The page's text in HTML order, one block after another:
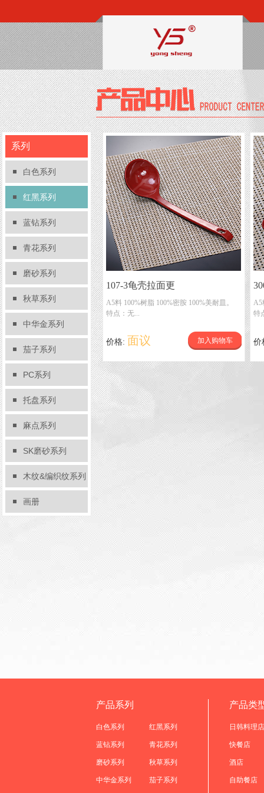
系列
白色系列
红黑系列
蓝钻系列
青花系列
磨砂系列
秋草系列
中华金系列
茄子系列
PC系列
托盘系列
麻点系列
SK磨砂系列
木纹&编织纹系列
画册
107-3龟壳拉面更
A5料 100%树脂 100%密胺 100%美耐皿。
特点：无...
价格: 面议 加入购物车
A5
特
产品系列
白色系列 红黑系列
蓝钻系列 青花系列
磨砂系列 秋草系列
中华金系列 茄子系列
产品类
日韩料理店
快餐店
酒店
自助餐店